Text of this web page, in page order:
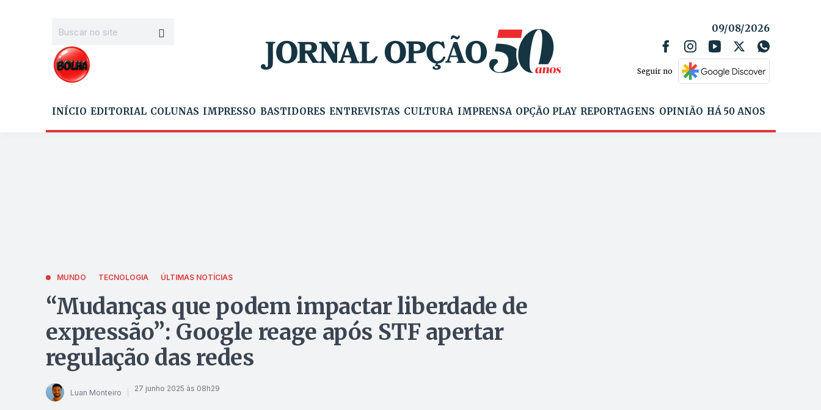
09/08/2026
Seguir no
INÍCIO EDITORIAL COLUNAS IMPRESSO BASTIDORES ENTREVISTAS CULTURA IMPRENSA OPÇÃO PLAY REPORTAGENS OPINIÃO HÁ 50 ANOS
MUNDO TECNOLOGIA ÚLTIMAS NOTÍCIAS
“Mudanças que podem impactar liberdade de
expressão”: Google reage após STF apertar
regulação das redes
Luan Monteiro 27 junho 2025 às 08h29